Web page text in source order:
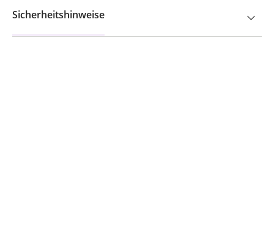
Sicherheitshinweise